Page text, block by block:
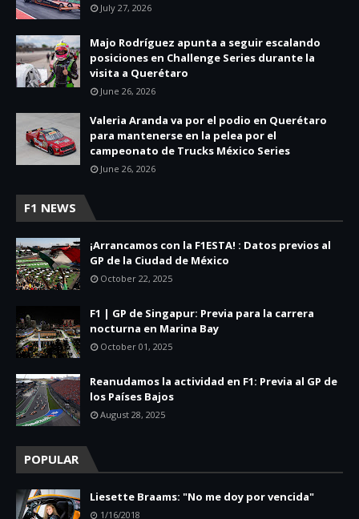
July 27, 2026
Majo Rodríguez apunta a seguir escalando
posiciones en Challenge Series durante la
visita a Querétaro
June 26, 2026
Valeria Aranda va por el podio en Querétaro
para mantenerse en la pelea por el
campeonato de Trucks México Series
June 26, 2026
F1 NEWS
¡Arrancamos con la F1ESTA! : Datos previos al
GP de la Ciudad de México
October 22, 2025
F1 | GP de Singapur: Previa para la carrera
nocturna en Marina Bay
October 01, 2025
Reanudamos la actividad en F1: Previa al GP de
los Países Bajos
August 28, 2025
POPULAR
Liesette Braams: "No me doy por vencida"
1/16/2018